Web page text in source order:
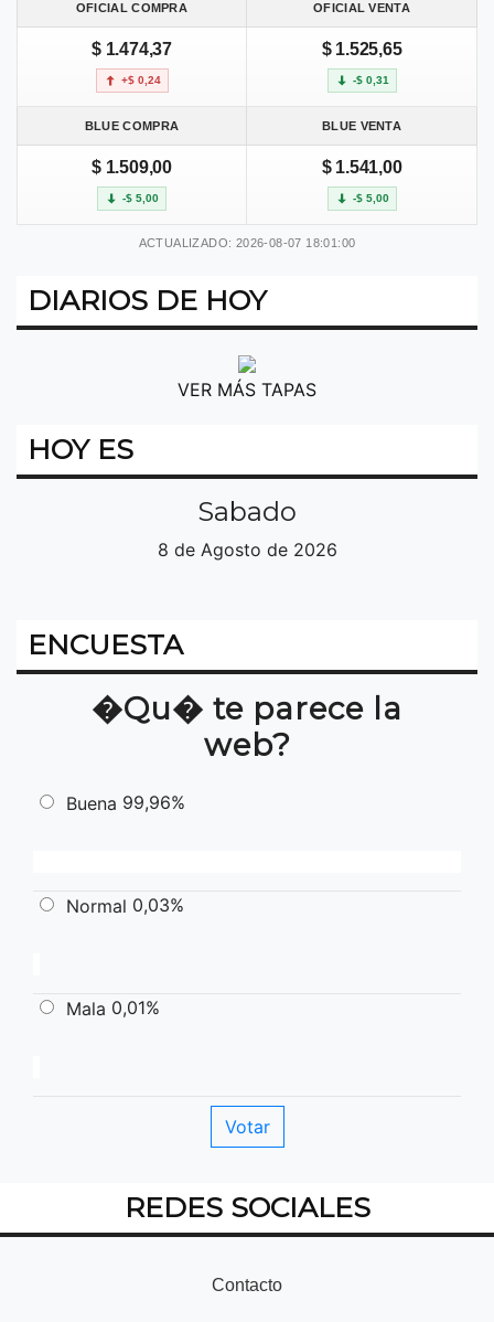
OFICIAL COMPRA OFICIAL VENTA
$ 1.474,37
+$ 0,24
$ 1.525,65
-$ 0,31
BLUE COMPRA BLUE VENTA
$ 1.509,00
-$ 5,00
$ 1.541,00
-$ 5,00
ACTUALIZADO: 2026-08-07 18:01:00
DIARIOS DE HOY
VER MÁS TAPAS
HOY ES
Sabado
8 de Agosto de 2026
ENCUESTA
�Qu� te parece la
web?
Buena 99,96%
Normal 0,03%
Mala 0,01%
REDES SOCIALES
Contacto